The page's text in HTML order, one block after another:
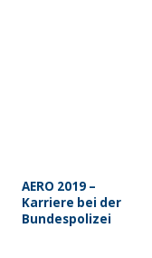
AERO 2019 –
Karriere bei der
Bundespolizei